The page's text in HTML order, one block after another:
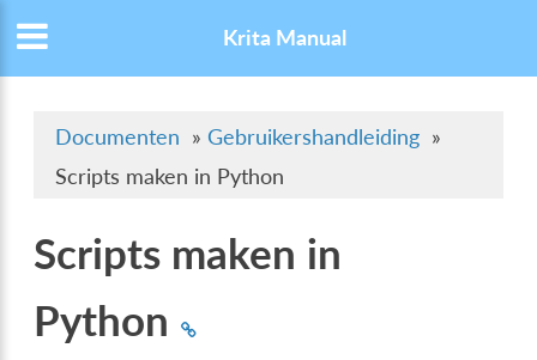
Krita Manual
Documenten » Gebruikershandleiding »
Scripts maken in Python
Scripts maken in
Python